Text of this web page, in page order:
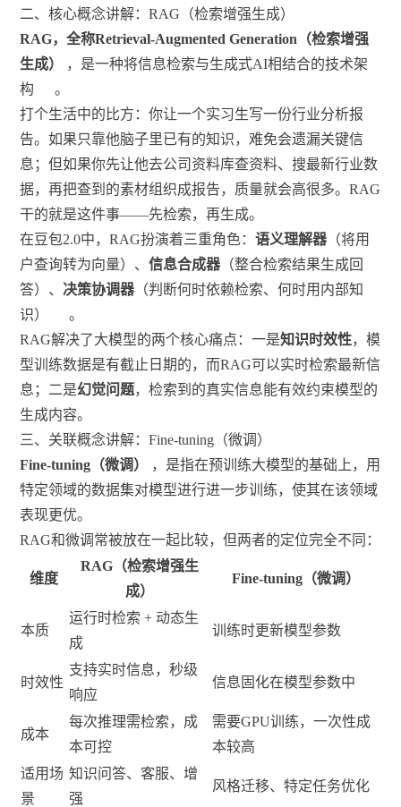
二、核心概念讲解：RAG（检索增强生成）
RAG，全称Retrieval-Augmented Generation（检索增强
生成）
，是一种将信息检索与生成式AI相结合的技术架
构
。
打个生活中的比方：你让一个实习生写一份行业分析报
告。如果只靠他脑子里已有的知识，难免会遗漏关键信
息；但如果你先让他去公司资料库查资料、搜最新行业数
据，再把查到的素材组织成报告，质量就会高很多。RAG
干的就是这件事——先检索，再生成。
在豆包2.0中，RAG扮演着三重角色：语义理解器（将用
户查询转为向量）、信息合成器（整合检索结果生成回
答）、 决策协调器（判断何时依赖检索、何时用内部知
识）
。
RAG解决了大模型的两个核心痛点：一是知识时效性，模
型训练数据是有截止日期的，而RAG可以实时检索最新信
息；二是幻觉问题，检索到的真实信息能有效约束模型的
生成内容。
三、关联概念讲解：Fine-tuning（微调）
Fine-tuning（微调）
，是指在预训练大模型的基础上，用
特定领域的数据集对模型进行进一步训练，使其在该领域
表现更优。
RAG和微调常被放在一起比较，但两者的定位完全不同：
维度
RAG（检索增强生
成）
Fine-tuning（微调）
本质
运行时检索 + 动态生
成
训练时更新模型参数
时效性
支持实时信息，秒级
响应
信息固化在模型参数中
成本
每次推理需检索，成
本可控
需要GPU训练，一次性成
本较高
适用场
景
知识问答、客服、增
强
风格迁移、特定任务优化